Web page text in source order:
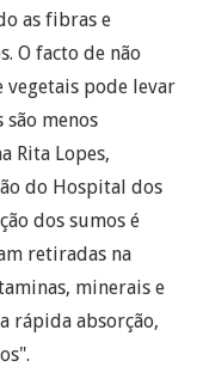
as fibras e
O facto de não
pode levar
menos
Rita Lopes,
do Hospital dos
dos sumos é
retiradas na
minerais e
rápida absorção,